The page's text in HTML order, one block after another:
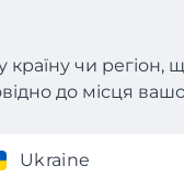
країну чи регіон,
до місця
Ukraine
інструкції